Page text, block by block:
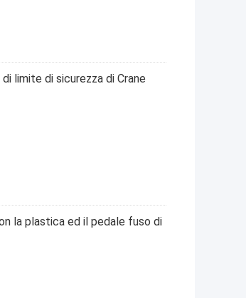
limite di sicurezza di Crane
la plastica ed il pedale fuso di